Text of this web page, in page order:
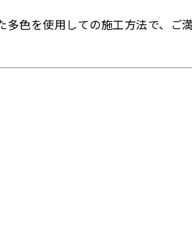
色を使用しての施工方法で、ご